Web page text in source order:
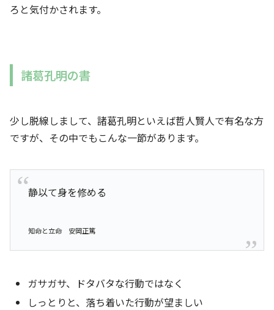
ろと気付かされます。
諸葛孔明の書
少し脱線しまして、諸葛孔明といえば哲人賢人で有名な方
ですが、その中でもこんな一節があります。
静以て身を修める
知命と立命 安岡正篤
ガサガサ、ドタバタな行動ではなく
しっとりと、落ち着いた行動が望ましい